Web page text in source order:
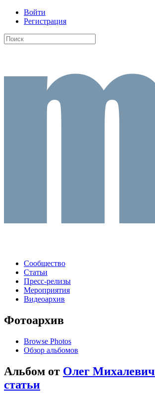
Войти
Регистрация
Сообщество
Статьи
Пресс-релизы
Мероприятия
Видеоархив
Фотоархив
Browse Photos
Обзор альбомов
Альбом от Олег Михалевич
статьи